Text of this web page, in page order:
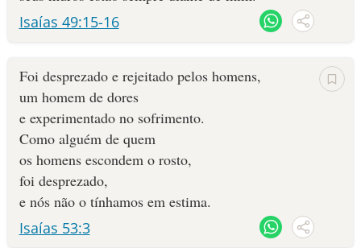
Isaías 49:15-16
Foi desprezado e rejeitado pelos homens,
um homem de dores
e experimentado no sofrimento.
Como alguém de quem
os homens escondem o rosto,
foi desprezado,
e nós não o tínhamos em estima.
Isaías 53:3